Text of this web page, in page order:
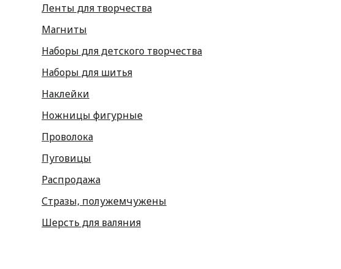
Ленты для творчества
Магниты
Наборы для детского творчества
Наборы для шитья
Наклейки
Ножницы фигурные
Проволока
Пуговицы
Распродажа
Стразы, полужемчужены
Шерсть для валяния